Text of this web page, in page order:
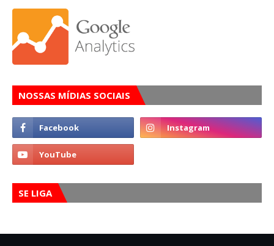
NOSSAS MÍDIAS SOCIAIS
SE LIGA